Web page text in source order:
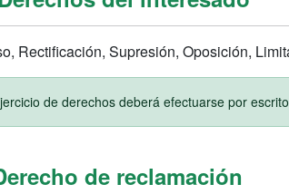
Rectificación, Supresión, Oposición,
de derechos deberá efectuarse por
de reclamación